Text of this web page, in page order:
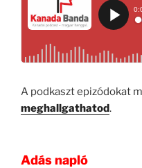
A podkaszt epizódokat
meghallgathatod.
Adás napló